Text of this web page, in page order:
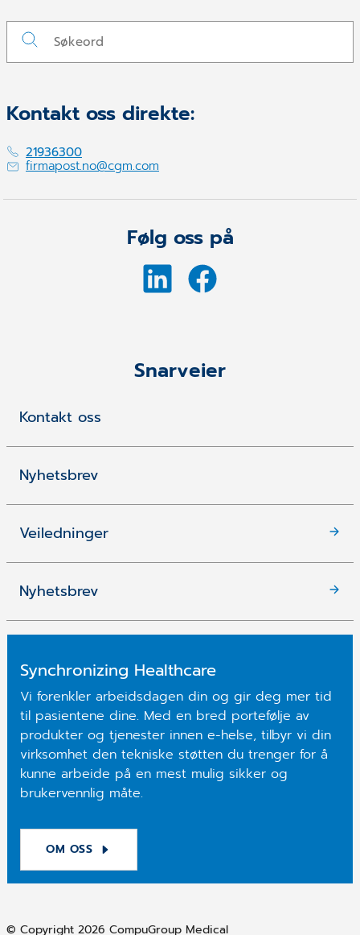
Kontakt oss direkte:
21936300
firmapost.no@cgm.com
Følg oss på
Snarveier
Kontakt oss
Nyhetsbrev
Veiledninger
Nyhetsbrev
Synchronizing Healthcare
Vi forenkler arbeidsdagen din og gir deg mer tid
til pasientene dine. Med en bred portefølje av
produkter og tjenester innen e-helse, tilbyr vi din
virksomhet den tekniske støtten du trenger for å
kunne arbeide på en mest mulig sikker og
brukervennlig måte.
OM OSS
© Copyright 2026 CompuGroup Medical